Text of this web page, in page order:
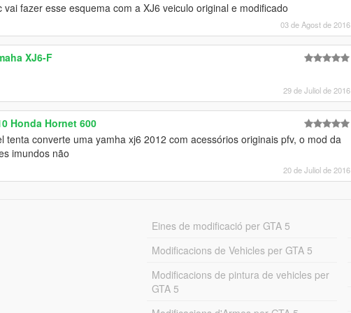
fazer esse esquema com a XJ6 veiculo original e modificado
03 de Agost de 2016
XJ6-F
29 de Juliol de 2016
Honda Hornet 600
tenta converte uma yamha xj6 2012 com acessórios originais pfv, o mod da
imundos não
20 de Juliol de 2016
Eines de modificació per GTA 5
Modificacions de Vehicles per GTA 5
Modificacions de pintura de vehicles per
GTA 5